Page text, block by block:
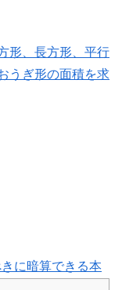
形、長方形、平行
うぎ形の面積を求
に暗算できる本